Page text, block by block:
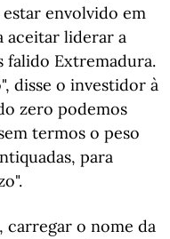
envolvido em
aceitar liderar a
falido Extremadura.
disse o investidor à
zero podemos
termos o peso
para
carregar o nome da